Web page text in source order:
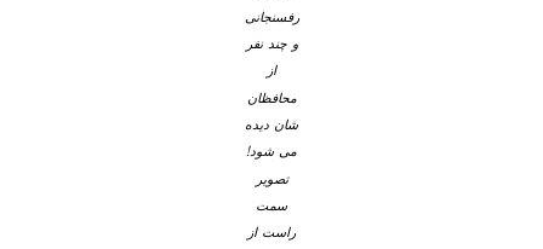
رفسنجانی
و چند نفر
از
محافظان
شان دیده
می شود!
تصویر
سمت
راست از